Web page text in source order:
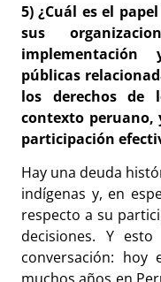
5) ¿Cuál es el
sus
públicas
los derechos de
contexto peruano,
participación
Hay una deuda
indígenas y, en
respecto a su
decisiones. Y
conversación: hoy